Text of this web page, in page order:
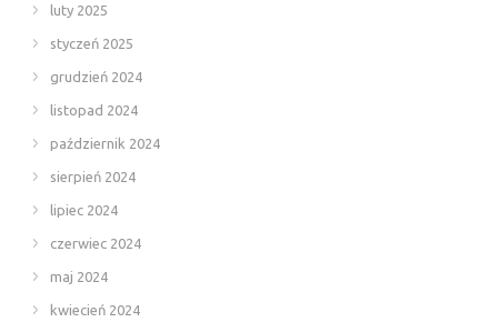
luty 2025
styczeń 2025
grudzień 2024
listopad 2024
październik 2024
sierpień 2024
lipiec 2024
czerwiec 2024
maj 2024
kwiecień 2024